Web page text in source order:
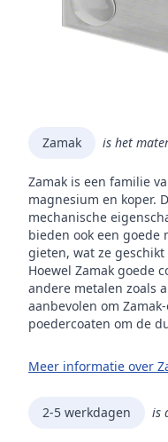
Zamak is het
Zamak is een familie
magnesium en koper.
mechanische
bieden ook een
gieten, wat ze
Hoewel Zamak goede
andere metalen zoals
aanbevolen om
poedercoaten om de
Meer informatie over
2-5 werkdagen is